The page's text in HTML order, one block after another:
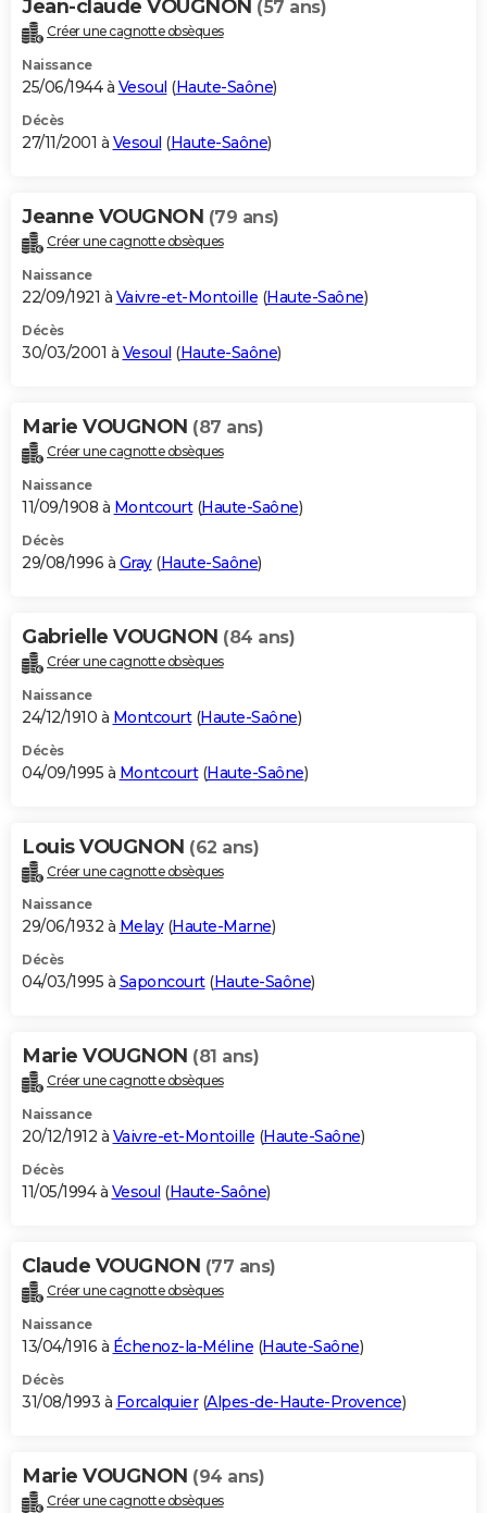
Jean-claude VOUGNON (57 ans)
Créer une cagnotte obsèques
Naissance
25/06/1944 à Vesoul (Haute-Saône)
Décès
27/11/2001 à Vesoul (Haute-Saône)
Jeanne VOUGNON (79 ans)
Créer une cagnotte obsèques
Naissance
22/09/1921 à Vaivre-et-Montoille (Haute-Saône)
Décès
30/03/2001 à Vesoul (Haute-Saône)
Marie VOUGNON (87 ans)
Créer une cagnotte obsèques
Naissance
11/09/1908 à Montcourt(Haute-Saône)
Décès
29/08/1996 à Gray(Haute-Saône)
Gabrielle VOUGNON (84 ans)
Créer une cagnotte obsèques
Naissance
24/12/1910 à Montcourt(Haute-Saône)
Décès
04/09/1995 à Montcourt(Haute-Saône)
Louis VOUGNON (62 ans)
Créer une cagnotte obsèques
Naissance
29/06/1932 à Melay(Haute-Marne)
Décès
04/03/1995 à Saponcourt(Haute-Saône)
Marie VOUGNON (81 ans)
Créer une cagnotte obsèques
Naissance
20/12/1912 à Vaivre-et-Montoille (Haute-Saône)
Décès
11/05/1994 à Vesoul (Haute-Saône)
Claude VOUGNON (77 ans)
Créer une cagnotte obsèques
Naissance
13/04/1916 à Échenoz-la-Méline (Haute-Saône)
Décès
31/08/1993 à Forcalquier(Alpes-de-Haute-Provence)
Marie VOUGNON (94 ans)
Créer une cagnotte obsèques